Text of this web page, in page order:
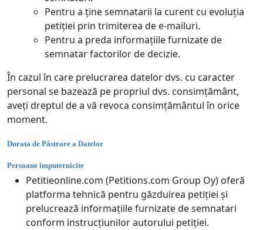
Pentru a ține semnatarii la curent cu evoluția
petiției prin trimiterea de e-mailuri.
Pentru a preda informațiile furnizate de
semnatar factorilor de decizie.
În cazul în care prelucrarea datelor dvs. cu caracter
personal se bazează pe propriul dvs. consimțământ,
aveți dreptul de a vă revoca consimțământul în orice
moment.
Durata de Păstrare a Datelor
Persoane împuternicite
Petitieonline.com (Petitions.com Group Oy) oferă
platforma tehnică pentru găzduirea petiției și
prelucrează informațiile furnizate de semnatari
conform instrucțiunilor autorului petiției.